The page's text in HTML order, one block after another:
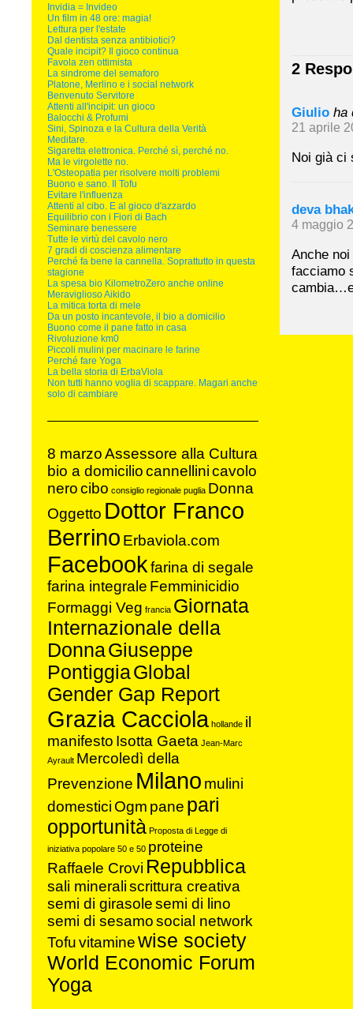
Invidia = Invideo
Un film in 48 ore: magia!
Lettura per l'estate
Dal dentista senza antibiotici?
Quale incipit? Il gioco continua
Favola zen ottimista
La sindrome del semaforo
Platone, Merlino e i social network
Benvenuto Servitore
Attenti all'incipit: un gioco
Balocchi & Profumi
Sini, Spinoza e la Cultura della Verità
Meditare.
Sigaretta elettronica. Perché sì, perché no.
Ma le virgolette no.
L'Osteopatia per risolvere molti problemi
Buono e sano. Il Tofu
Evitare l'influenza
Attenti al cibo. E al gioco d'azzardo
Equilibrio con i Fiori di Bach
Seminare benessere
Tutte le virtù del cavolo nero
7 gradi di coscienza alimentare
Perché fa bene la cannella. Soprattutto in questa
stagione
La spesa bio KilometroZero anche online
Meraviglioso Aikido
La mitica torta di mele
Da un posto incantevole, il bio a domicilio
Buono come il pane fatto in casa
Rivoluzione km0
Piccoli mulini per macinare le farine
Perché fare Yoga
La bella storia di ErbaViola
Non tutti hanno voglia di scappare. Magari anche
solo di cambiare
8 marzoAssessore alla Cultura
bio a domiciliocannellinicavolo
nerocibo consiglio regionale puglia Donna
Oggetto Dottor Franco
Berrino Erbaviola.com
Facebookfarina di segale
farina integrale Femminicidio
Formaggi Veg francia Giornata
Internazionale della
DonnaGiuseppe
PontiggiaGlobal
Gender Gap Report
Grazia Cacciola hollande il
manifesto Isotta Gaeta Jean-Marc
Ayrault Mercoledì della
Prevenzione Milano mulini
domestici Ogm pane pari
opportunità Proposta di Legge di
iniziativa popolare 50 e 50 proteine
Raffaele Crovi Repubblica
sali mineraliscrittura creativa
semi di girasolesemi di lino
semi di sesamosocial network
Tofuvitaminewise society
World Economic Forum
Yoga
2
Giulio ha
21 aprile
Noi già ci
deva
4 maggio
Anche
facciamo